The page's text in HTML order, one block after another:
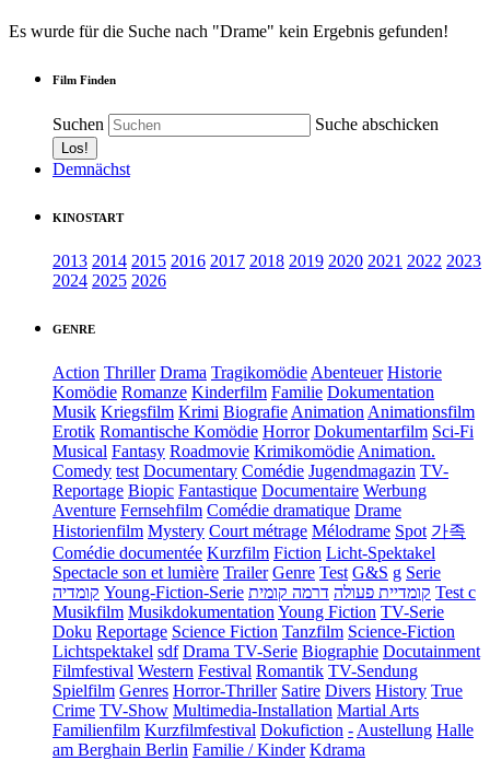
Es wurde für die Suche nach "Drame" kein Ergebnis gefunden!
Film Finden
Suchen Suche abschicken
Demnächst
KINOSTART
2013 2014 2015 2016 2017 2018 2019 2020 2021 2022 2023
2024 2025 2026
GENRE
Action Thriller Drama Tragikomödie Abenteuer Historie
Komödie Romanze Kinderfilm Familie Dokumentation
Musik Kriegsfilm Krimi Biografie Animation Animationsfilm
Erotik Romantische Komödie Horror Dokumentarfilm Sci-Fi
Musical Fantasy Roadmovie Krimikomödie Animation.
Comedy test Documentary Comédie Jugendmagazin TV-
Reportage Biopic Fantastique Documentaire Werbung
Aventure Fernsehfilm Comédie dramatique Drame
Historienfilm Mystery Court métrage Mélodrame Spot 가족
Comédie documentée Kurzfilm Fiction Licht-Spektakel
Spectacle son et lumière Trailer Genre Test G&S g Serie
קומדיה Young-Fiction-Serie קומדיית פעולה דרמה קומית
Test c
Musikfilm Musikdokumentation Young Fiction TV-Serie
Doku Reportage Science Fiction Tanzfilm Science-Fiction
Lichtspektakel sdf Drama TV-Serie Biographie Docutainment
Filmfestival Western Festival Romantik TV-Sendung
Spielfilm Genres Horror-Thriller Satire Divers History True
Crime TV-Show Multimedia-Installation Martial Arts
Familienfilm Kurzfilmfestival Dokufiction - Austellung Halle
am Berghain Berlin Familie / Kinder Kdrama